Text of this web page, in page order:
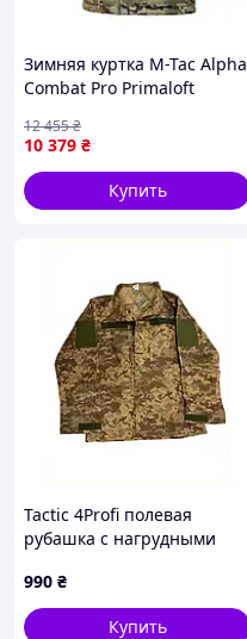
Зимняя куртка M-Tac Alpha
Combat Pro Primaloft
Украина
10 379 ₴
12 455₴
Купить
Tactic 4Profi полевая
рубашка с нагрудными
990 ₴
Купить